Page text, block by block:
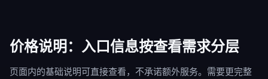
价格说明：入口信息按查看需求分层
页面内的基础说明可直接查看，不承诺额外服务。需要更完整